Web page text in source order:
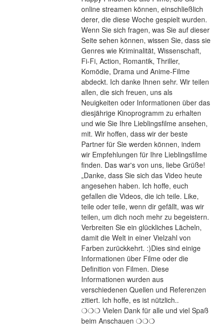
online streamen können, einschließlich
derer, die diese Woche gespielt wurden.
Wenn Sie sich fragen, was Sie auf dieser
Seite sehen können, wissen Sie, dass sie
Genres wie Kriminalität, Wissenschaft,
Fi-Fi, Action, Romantik, Thriller,
Komödie, Drama und Anime-Filme
abdeckt. Ich danke Ihnen sehr. Wir teilen
allen, die sich freuen, uns als
Neuigkeiten oder Informationen über das
diesjährige Kinoprogramm zu erhalten
und wie Sie Ihre Lieblingsfilme ansehen,
mit. Wir hoffen, dass wir der beste
Partner für Sie werden können, indem
wir Empfehlungen für Ihre Lieblingsfilme
finden. Das war's von uns, liebe Grüße!
„Danke, dass Sie sich das Video heute
angesehen haben. Ich hoffe, euch
gefallen die Videos, die ich teile. Like,
teile oder teile, wenn dir gefällt, was wir
teilen, um dich noch mehr zu begeistern.
Verbreiten Sie ein glückliches Lächeln,
damit die Welt in einer Vielzahl von
Farben zurückkehrt. :)Dies sind einige
Informationen über Filme oder die
Definition von Filmen. Diese
Informationen wurden aus
verschiedenen Quellen und Referenzen
zitiert. Ich hoffe, es ist nützlich..
❍❍❍ Vielen Dank für alle und viel Spaß
beim Anschauen ❍❍❍